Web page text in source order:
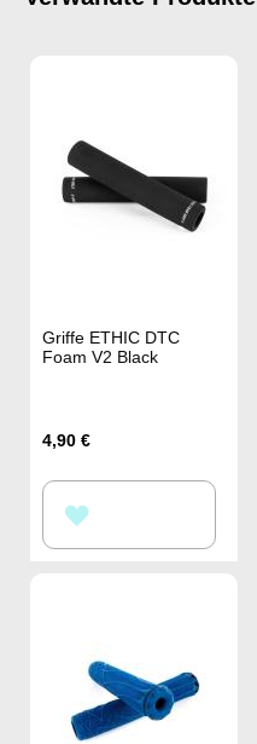
Griffe ETHIC DTC
Foam V2 Black
4,90 €
WUNSCHLISTE